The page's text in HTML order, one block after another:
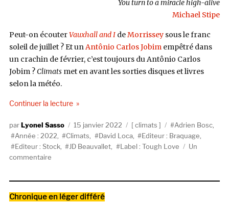
You turn to a miracle high-alive
Michael Stipe
Peut-on écouterVauxhall and I deMorrisseysous le franc
soleil de juillet ? Et unAntônio Carlos Jobimempêtré dans
un crachin de février, c’est toujours du Antônio Carlos
Jobim ?Climatsmet en avant les sorties disques et livres
selon la météo.
Continuer la lecturede « Climats #1 : Adrien Bosc, JD Beauvallet,
AuteurLyonel Sasso
Publié
le
15 janvier 2022 Catégories
climats Étiquettes
Adrien Bosc,
Année : 2022
Climats David Loca, Editeur : Braquage
Editeur : Stock
JD Beauvallet Label : Tough Love
Un
commentairesur
Adrien
Catégories
Chronique en léger différé